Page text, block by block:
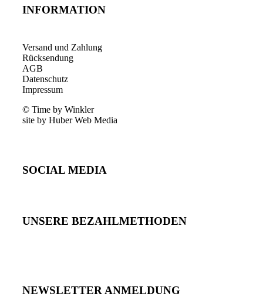
INFORMATION
Versand und Zahlung
Rücksendung
AGB
Datenschutz
Impressum
© Time by Winkler
site by Huber Web Media
SOCIAL MEDIA
UNSERE BEZAHLMETHODEN
NEWSLETTER ANMELDUNG